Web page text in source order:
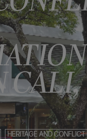
CALI,
HERITAGE AND CONFLICT